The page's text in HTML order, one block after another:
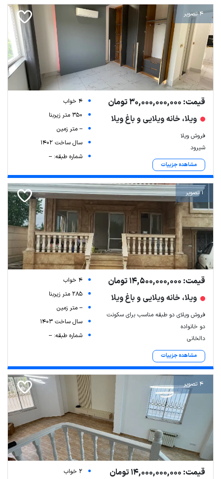
4 تصویر
قیمت: 30,000,000,000 تومان
ویلا، خانه ویلایی و باغ ویلا
فروش ویلا
شیرود
مشاهده جزییات
4 خواب
350 متر زیربنا
-- متر زمین
سال ساخت 1402
شماره طبقه: --
1 تصویر
قیمت: 14,500,000,000 تومان
ویلا، خانه ویلایی و باغ ویلا
فروش ویلای دو طبقه مناسب برای سکونت
دو خانواده
دالخانی
مشاهده جزییات
4 خواب
285 متر زیربنا
-- متر زمین
سال ساخت 1403
شماره طبقه: --
4 تصویر
قیمت: 14,000,000,000 تومان
2 خواب